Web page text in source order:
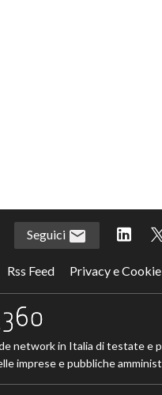
Seguici
Rss Feed Privacy e
network in Italia di testate e
imprese e pubbliche